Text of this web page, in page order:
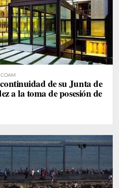
de su Junta de
a la toma de posesión de